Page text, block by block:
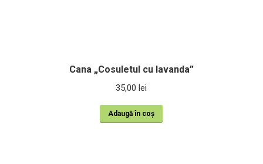
Cana „Cosuletul cu lavanda”
35,00 lei
Adaugă în coș